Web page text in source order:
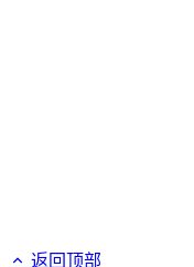
返回顶部